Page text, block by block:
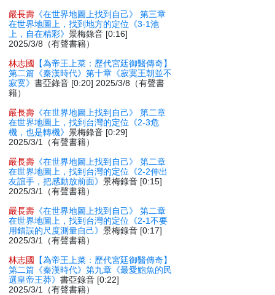
嚴長壽 《在世界地圖上找到自己》 第三章
在世界地圖上，找到地方的定位《3-1池
上，自在精彩》景梅錄音 [0:16]
2025/3/8（有聲書籍）
林志國
【為帝王上菜：歷代宮廷御醫傳奇】
第二篇《秦漢時代》第十章《寂寞王朝並不
寂寞》書亞錄音 [0:20] 2025/3/8（有聲書
籍）
嚴長壽 《在世界地圖上找到自己》 第二章
在世界地圖上，找到台灣的定位《2-3危
機，也是轉機》景梅錄音 [0:29]
2025/3/1（有聲書籍）
嚴長壽 《在世界地圖上找到自己》 第二章
在世界地圖上，找到台灣的定位《2-2伸出
友誼手，把感動放前面》景梅錄音 [0:15]
2025/3/1（有聲書籍）
嚴長壽 《在世界地圖上找到自己》 第二章
在世界地圖上，找到台灣的定位《2-1不要
用錯誤的尺度測量自己》景梅錄音 [0:17]
2025/3/1（有聲書籍）
林志國
【為帝王上菜：歷代宮廷御醫傳奇】
第二篇《秦漢時代》第九章《最愛鮑魚的民
選皇帝王莽》書亞錄音 [0:22]
2025/3/1（有聲書籍）